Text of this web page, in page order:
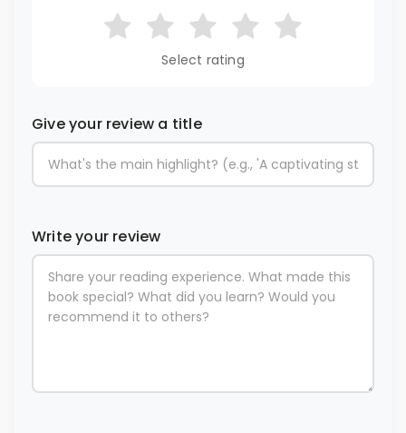
Select rating
Give your review a title
Write your review